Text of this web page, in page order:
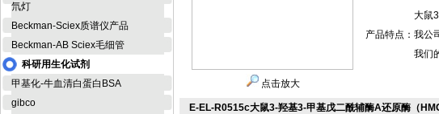
氘灯
Beckman-Sciex质谱仪产品
Beckman-AB Sciex毛细管
科研用生化试剂
甲基化-牛血清白蛋白BSA
gibco
点击放大
产品特点：
大鼠
我公
我们
E-EL-R0515c大鼠3-羟基3-甲基戊二酰辅酶A还原酶（